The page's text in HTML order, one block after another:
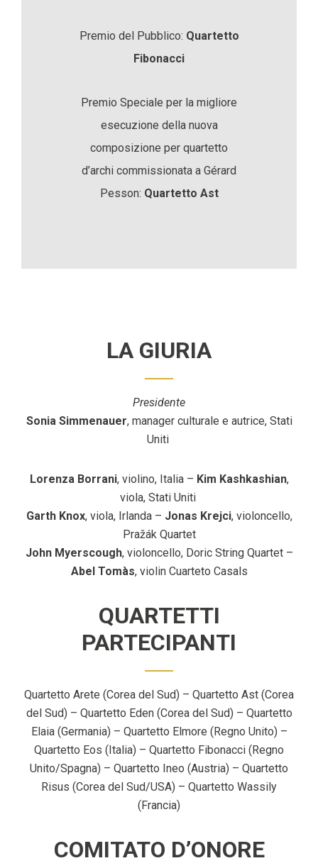
Premio del Pubblico: Quartetto
Fibonacci
Premio Speciale per la migliore
esecuzione della nuova
composizione per quartetto
d’archi commissionata a Gérard
Pesson: Quartetto Ast
LA GIURIA
Presidente
Sonia Simmenauer, manager culturale e autrice, Stati
Uniti
Lorenza Borrani, violino, Italia – Kim Kashkashian,
viola, Stati Uniti
Garth Knox, viola, Irlanda – Jonas Krejci, violoncello,
Pražák Quartet
John Myerscough, violoncello, Doric String Quartet –
Abel Tomàs, violin Cuarteto Casals
QUARTETTI
PARTECIPANTI
Quartetto Arete (Corea del Sud) – Quartetto Ast (Corea
del Sud) – Quartetto Eden (Corea del Sud) – Quartetto
Elaia (Germania) – Quartetto Elmore (Regno Unito) –
Quartetto Eos (Italia) – Quartetto Fibonacci (Regno
Unito/Spagna) – Quartetto Ineo (Austria) – Quartetto
Risus (Corea del Sud/USA) – Quartetto Wassily
(Francia)
COMITATO D’ONORE